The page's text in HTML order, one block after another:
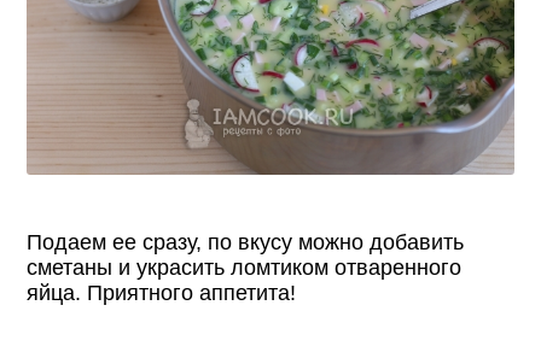
Подаем ее сразу, по вкусу можно добавить
сметаны и украсить ломтиком отваренного
яйца. Приятного аппетита!